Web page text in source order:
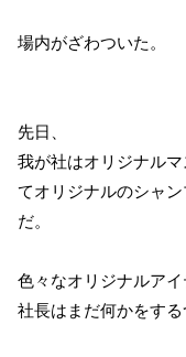
場内がざわついた。
先日、
我が社はオリジナル
てオリジナルのシャ
だ。
色々なオリジナルア
社長はまだ何かをす